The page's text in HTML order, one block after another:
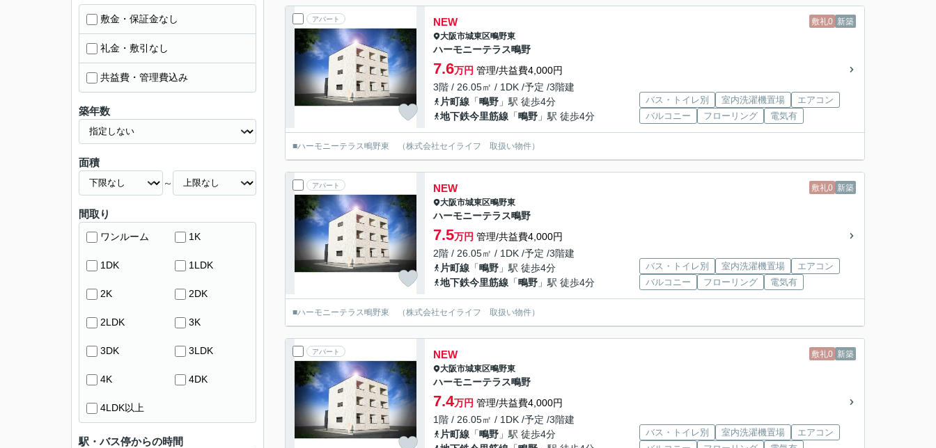
アパート 敷礼0 新築
NEW
大阪市城東区鴫野東
ハーモニーテラス鴫野
7.6万円 管理/共益費4,000円
3階 / 26.05㎡ / 1DK /予定 /3階建
片町線 「鴫野 」駅 徒歩4分
地下鉄今里筋線 「鴫野 」駅 徒歩4分
バス・トイレ別 室内洗濯機置場
エアコン
バルコニー
フローリング 電気有
■ハーモニーテラス鴫野東 （株式会社セイライフ 取扱い物件）
アパート 敷礼0 新築
NEW
大阪市城東区鴫野東
ハーモニーテラス鴫野
7.5万円 管理/共益費4,000円
2階 / 26.05㎡ / 1DK /予定 /3階建
片町線 「鴫野 」駅 徒歩4分
地下鉄今里筋線 「鴫野 」駅 徒歩4分
バス・トイレ別 室内洗濯機置場
エアコン
バルコニー
フローリング 電気有
■ハーモニーテラス鴫野東 （株式会社セイライフ 取扱い物件）
アパート 敷礼0 新築
NEW
大阪市城東区鴫野東
ハーモニーテラス鴫野
7.4万円 管理/共益費4,000円
1階 / 26.05㎡ / 1DK /予定 /3階建
片町線 「鴫野 」駅 徒歩4分
バス・トイレ別 室内洗濯機置場
エアコン
敷金・保証金なし
礼金・敷引なし
共益費・管理費込み
築年数
面積
～
間取り
ワンルーム 1K
1DK 1LDK
2K 2DK
2LDK 3K
3DK 3LDK
4K 4DK
4LDK以上
駅・バス停からの時間